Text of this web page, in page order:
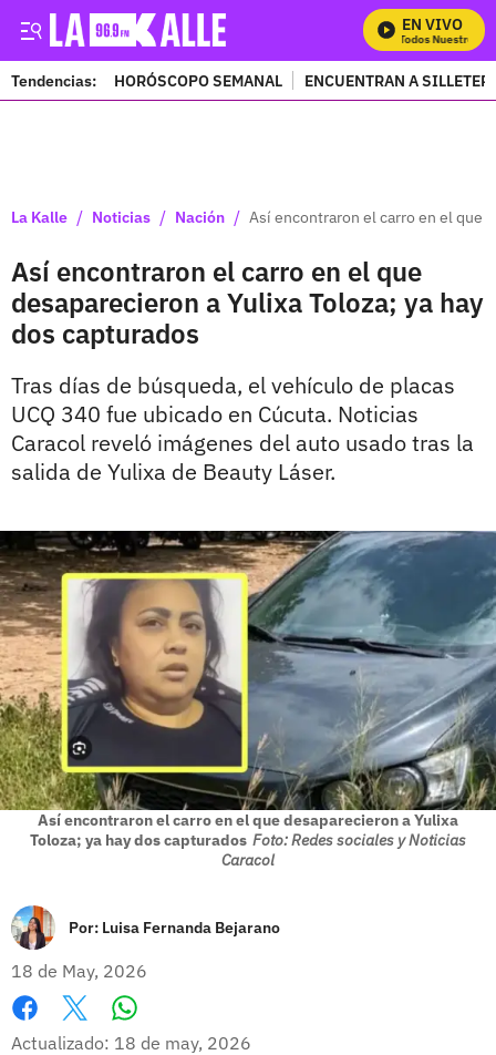
EN VIVO
Mira Todos Nuestros
Tendencias: HORÓSCOPO SEMANAL ENCUENTRAN A
La Kalle / Noticias / Nación / Así encontraron el carro en el que
Así encontraron el carro en el que
desaparecieron a Yulixa Toloza; ya hay
dos capturados
Tras días de búsqueda, el vehículo de placas
UCQ 340 fue ubicado en Cúcuta. Noticias
Caracol reveló imágenes del auto usado tras la
salida de Yulixa de Beauty Láser.
Así encontraron el carro en el que desaparecieron a Yulixa
Toloza; ya hay dos capturados Foto: Redes sociales y Noticias
Caracol
Por: Luisa Fernanda Bejarano
18 de May, 2026
Facebook
X
Actualizado: 18 de may, 2026